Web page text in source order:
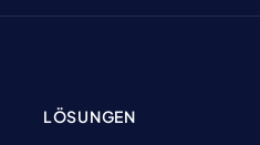
LÖSUNGEN